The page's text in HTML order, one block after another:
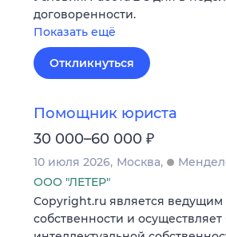
договоренности.
Показать ещё
Откликнуться
Помощник юриста
30 000–60 000 ₽
10 июля 2026 Москва
ООО "ЛЕТЕР"
Copyright.ru является
собственности и